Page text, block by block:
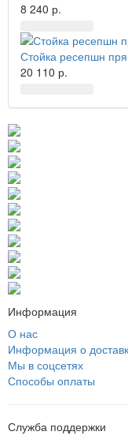
8 240 р.
Стойка ресепшн
20 110 р.
Информация
О нас
Информация о
Мы в соцсетях
Способы оплаты
Служба поддержки